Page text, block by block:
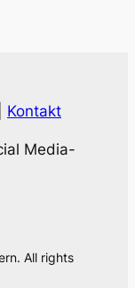
Kontakt
Media-
All rights